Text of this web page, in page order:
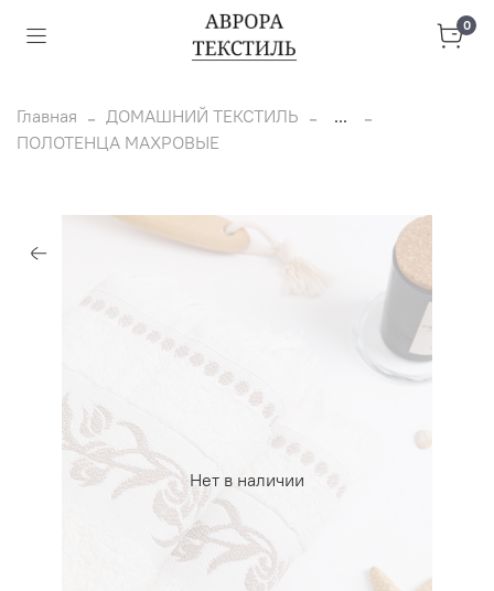
0
Главная ДОМАШНИЙ ТЕКСТИЛЬ
...
ПОЛОТЕНЦА МАХРОВЫЕ
Нет в наличии